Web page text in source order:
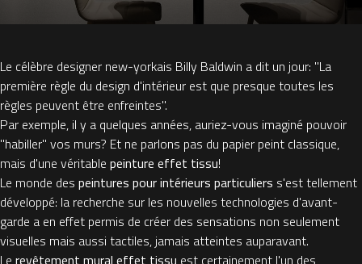
Le célèbre designer new-yorkais Billy Baldwin a dit un jour: "La
première règle du design d'intérieur est que presque toutes les
règles peuvent être enfreintes".
Par exemple, il y a quelques années, auriez-vous imaginé pouvoir
"habiller" vos murs? Et ne parlons pas du papier peint classique,
mais d'une véritable peinture effet tissu!
Le monde des peintures pour intérieurs particuliers s'est tellement
développé: la recherche sur les nouvelles technologies d'avant-
garde a en effet permis de créer des sensations non seulement
visuelles mais aussi tactiles, jamais atteintes auparavant.
Le revêtement mural effet tissu est certainement l'un des